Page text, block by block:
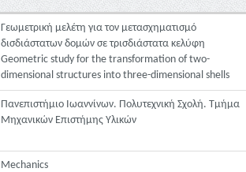
Γεωμετρική μελέτη για τον μετασχηματισμό
δισδιάστατων δομών σε τρισδιάστατα κελύφη
Geometric study for the transformation of two-
dimensional structures into three-dimensional shells
Πανεπιστήμιο Ιωαννίνων. Πολυτεχνική Σχολή. Τμήμα
Μηχανικών Επιστήμης Υλικών
Mechanics